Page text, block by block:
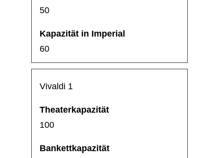
50
60
Vivaldi 1
100